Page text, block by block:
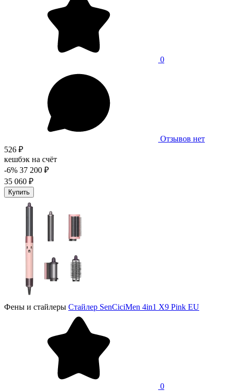
0
Отзывов нет
526 ₽
кешбэк на счёт
-6% 37 200 ₽
35 060 ₽
Купить
Фены и стайлеры Стайлер SenCiciMen 4in1 X9 Pink EU
0